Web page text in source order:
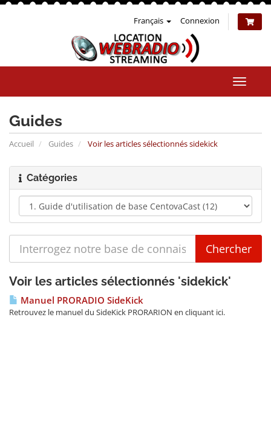
Français Connexion
la
Guides
Accueil Guides Voir les articles sélectionnés sidekick
Catégories
Voir les articles sélectionnés 'sidekick'
Manuel PRORADIO SideKick
Retrouvez le manuel du SideKick PRORARION en cliquant ici.